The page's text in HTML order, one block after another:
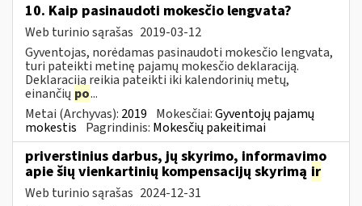
10. Kaip pasinaudoti mokesčio lengvata?
Web turinio sąrašas 2019-03-12
Gyventojas, norėdamas pasinaudoti mokesčio lengvata,
turi pateikti metinę pajamų mokesčio deklaraciją.
Deklaraciją reikia pateikti iki kalendorinių metų,
einančių po...
Metai (Archyvas): 2019 Mokesčiai:Gyventojų pajamų
mokestis Pagrindinis: Mokesčių pakeitimai
priverstinius darbus, jų skyrimo, informavimo
apie šių vienkartinių kompensacijų skyrimą ir
Web turinio sąrašas 2024-12-31